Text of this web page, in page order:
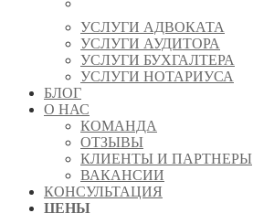
УСЛУГИ АДВОКАТА
УСЛУГИ АУДИТОРА
УСЛУГИ БУХГАЛТЕРА
УСЛУГИ НОТАРИУСА
БЛОГ
О НАС
КОМАНДА
ОТЗЫВЫ
КЛИЕНТЫ И ПАРТНЕРЫ
ВАКАНСИИ
КОНСУЛЬТАЦИЯ
ЦЕНЫ